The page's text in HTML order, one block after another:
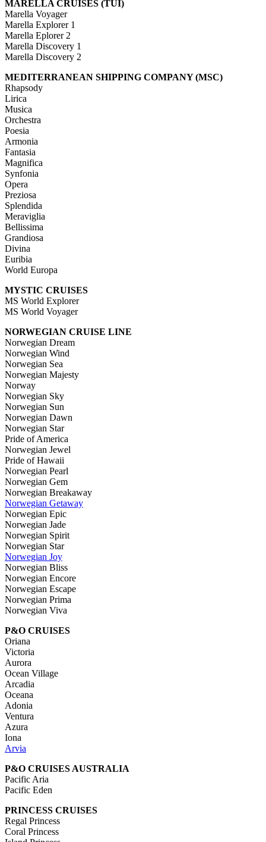
MARELLA CRUISES (TUI)
Marella Voyager
Marella Explorer 1
Marella Eplorer 2
Marella Discovery 1
Marella Discovery 2
MEDITERRANEAN SHIPPING COMPANY (MSC)
Rhapsody
Lirica
Musica
Orchestra
Poesia
Armonia
Fantasia
Magnifica
Synfonia
Opera
Preziosa
Splendida
Meraviglia
Bellissima
Grandiosa
Divina
Euribia
World Europa
MYSTIC CRUISES
MS World Explorer
MS World Voyager
NORWEGIAN CRUISE LINE
Norwegian Dream
Norwegian Wind
Norwegian Sea
Norwegian Majesty
Norway
Norwegian Sky
Norwegian Sun
Norwegian Dawn
Norwegian Star
Pride of America
Norwegian Jewel
Pride of Hawaii
Norwegian Pearl
Norwegian Gem
Norwegian Breakaway
Norwegian Getaway
Norwegian Epic
Norwegian Jade
Norwegian Spirit
Norwegian Star
Norwegian Joy
Norwegian Bliss
Norwegian Encore
Norwegian Escape
Norwegian Prima
Norwegian Viva
P&O CRUISES
Oriana
Victoria
Aurora
Ocean Village
Arcadia
Oceana
Adonia
Ventura
Azura
Iona
Arvia
P&O CRUISES AUSTRALIA
Pacific Aria
Pacific Eden
PRINCESS CRUISES
Regal Princess
Coral Princess